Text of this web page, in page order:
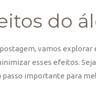
do
vamos explorar
esses efeitos.
passo importante para